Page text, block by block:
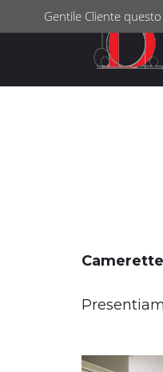
Gentile Cliente